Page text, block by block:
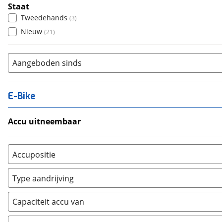
Staat
Tweedehands (3)
Nieuw (21)
Aangeboden sinds
E-Bike
Accu uitneembaar
Nee, vast (0)
Accupositie
Bagagedrager (0)
Frame (0 )
Vloer (0
Achterbank (0)
Type aandrijving
Achterwiel (0)
Trapas
Capaciteit accu van